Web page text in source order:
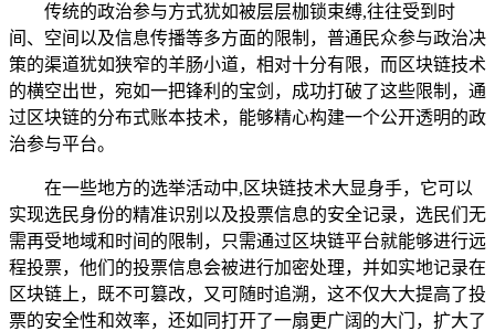
传统的政治参与方式犹如被层层枷锁束缚,往往受到时
间、空间以及信息传播等多方面的限制，普通民众参与政治决
策的渠道犹如狭窄的羊肠小道，相对十分有限，而区块链技术
的横空出世，宛如一把锋利的宝剑，成功打破了这些限制，通
过区块链的分布式账本技术，能够精心构建一个公开透明的政
治参与平台。
在一些地方的选举活动中,区块链技术大显身手，它可以
实现选民身份的精准识别以及投票信息的安全记录，选民们无
需再受地域和时间的限制，只需通过区块链平台就能够进行远
程投票，他们的投票信息会被进行加密处理，并如实地记录在
区块链上，既不可篡改，又可随时追溯，这不仅大大提高了投
票的安全性和效率，还如同打开了一扇更广阔的大门，扩大了